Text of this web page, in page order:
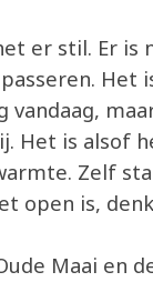
er stil. Er is
Het
vandaag,
Het is alsof
Zelf
open is,
Maai en